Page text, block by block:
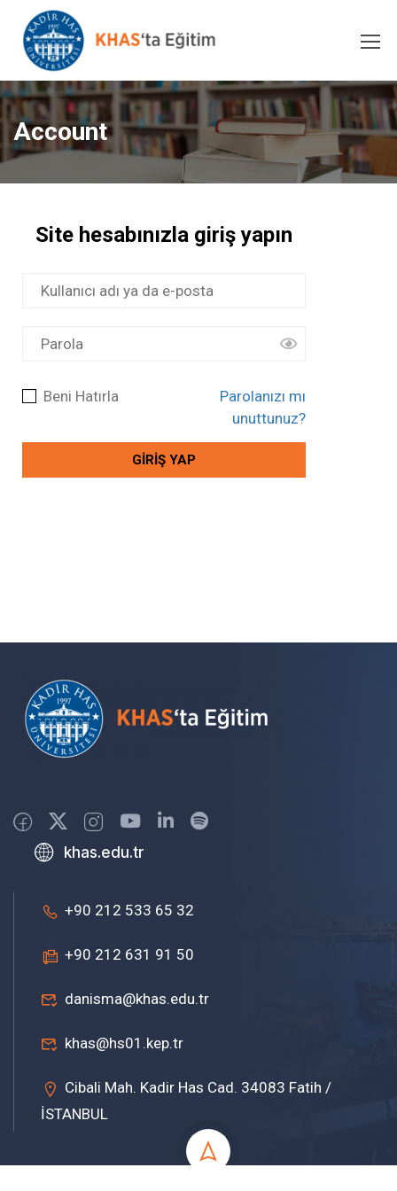
Account
Site hesabınızla giriş yapın
Parolanızı mı
unuttunuz?
Beni Hatırla
khas.edu.tr
+90 212 533 65 32
+90 212 631 91 50
danisma@khas.edu.tr
khas@hs01.kep.tr
Cibali Mah. Kadir Has Cad. 34083 Fatih /
İSTANBUL